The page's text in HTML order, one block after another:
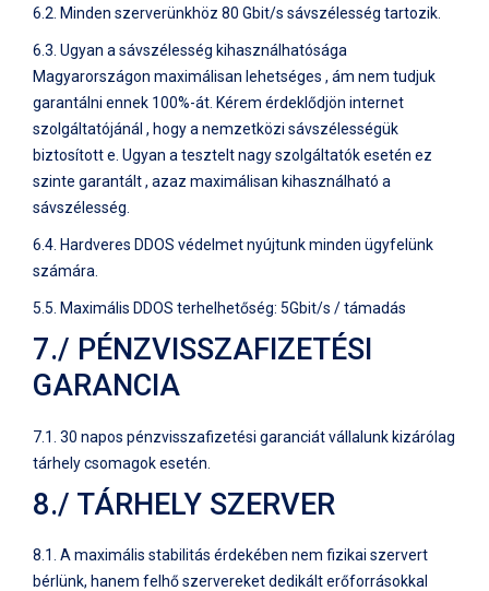
6.2. Minden szerverünkhöz 80 Gbit/s sávszélesség tartozik.
6.3. Ugyan a sávszélesség kihasználhatósága
Magyarországon maximálisan lehetséges , ám nem tudjuk
garantálni ennek 100%-át. Kérem érdeklődjön internet
szolgáltatójánál , hogy a nemzetközi sávszélességük
biztosított e. Ugyan a tesztelt nagy szolgáltatók esetén ez
szinte garantált , azaz maximálisan kihasználható a
sávszélesség.
6.4. Hardveres DDOS védelmet nyújtunk minden ügyfelünk
számára.
5.5. Maximális DDOS terhelhetőség: 5Gbit/s / támadás
7./ PÉNZVISSZAFIZETÉSI
GARANCIA
7.1. 30 napos pénzvisszafizetési garanciát vállalunk kizárólag
tárhely csomagok esetén.
8./ TÁRHELY SZERVER
8.1. A maximális stabilitás érdekében nem fizikai szervert
bérlünk, hanem felhő szervereket dedikált erőforrásokkal